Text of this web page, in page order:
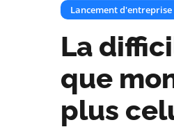
Lancement d'entreprise
La
que
plus